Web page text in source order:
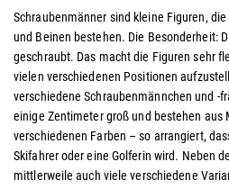
Schraubenmänner sind kleine Figuren,
und Beinen bestehen. Die Besonderheit:
geschraubt. Das macht die Figuren sehr
vielen verschiedenen Positionen
verschiedene Schraubenmännchen und -
einige Zentimeter groß und bestehen aus
verschiedenen Farben – so arrangiert,
Skifahrer oder eine Golferin wird. Neben
mittlerweile auch viele verschiedene